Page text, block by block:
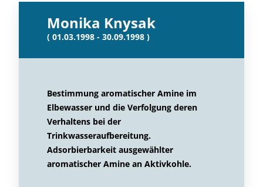
Monika Knysak
( 01.03.1998 - 30.09.1998 )
Bestimmung aromatischer Amine im
Elbewasser und die Verfolgung deren
Verhaltens bei der
Trinkwasseraufbereitung.
Adsorbierbarkeit ausgewählter
aromatischer Amine an Aktivkohle.